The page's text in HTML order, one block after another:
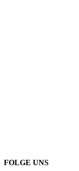
FOLGE UNS